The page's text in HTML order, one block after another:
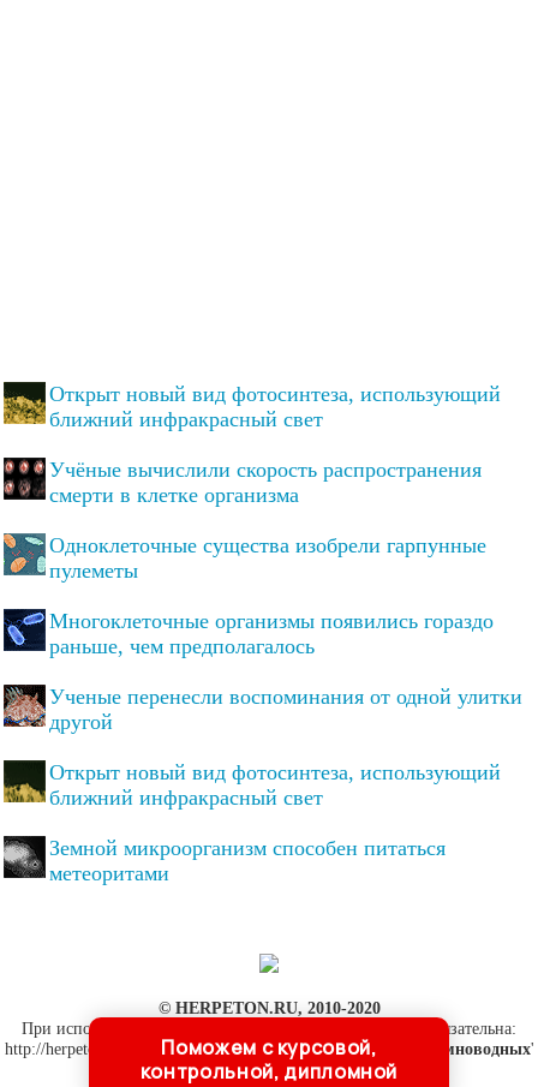
Открыт новый вид фотосинтеза, использующий
ближний инфракрасный свет
Учёные вычислили скорость распространения
смерти в клетке организма
Одноклеточные существа изобрели гарпунные
пулеметы
Многоклеточные организмы появились гораздо
раньше, чем предполагалось
Ученые перенесли воспоминания от одной улитки
другой
Открыт новый вид фотосинтеза, использующий
ближний инфракрасный свет
Земной микроорганизм способен питаться
метеоритами
© HERPETON.RU, 2010-2020
При использовании материалов сайта активная ссылка обязательна:
http://herpeton.ru/ '
Герпетология - о пресмыкающихся и земноводных'
Поможем с курсовой,
контрольной, дипломной